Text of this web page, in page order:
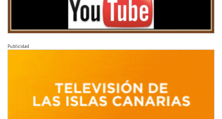
Publicidad